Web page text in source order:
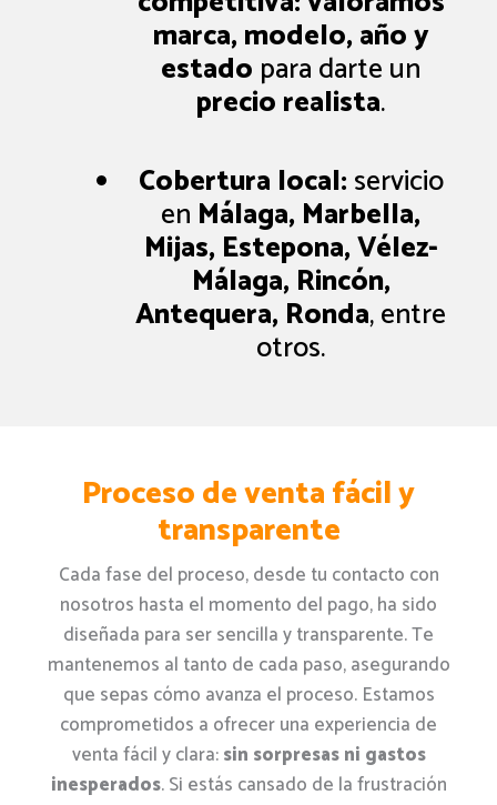
marca, modelo, año y
estado para darte un
precio realista.
Cobertura local:servicio
en Málaga, Marbella,
Mijas, Estepona, Vélez-
Málaga, Rincón,
Antequera, Ronda, entre
otros.
Proceso de venta fácil y
transparente
Cada fase del proceso, desde tu contacto con
nosotros hasta el momento del pago, ha sido
diseñada para ser sencilla y transparente. Te
mantenemos al tanto de cada paso, asegurando
que sepas cómo avanza el proceso. Estamos
comprometidos a ofrecer una experiencia de
venta fácil y clara:sin sorpresas ni gastos
inesperados. Si estás cansado de la frustración